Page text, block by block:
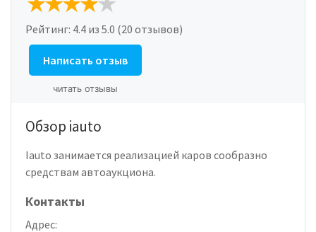
Рейтинг: 4.4 из 5.0 (20 отзывов)
Написать отзыв
читать отзывы
Обзор iauto
Iauto занимается реализацией каров сообразно
средствам автоаукциона.
Контакты
Адрес: